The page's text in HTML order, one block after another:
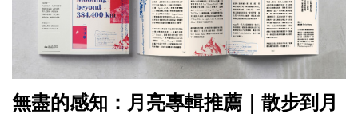
無盡的感知：月亮專輯推薦｜散步到月